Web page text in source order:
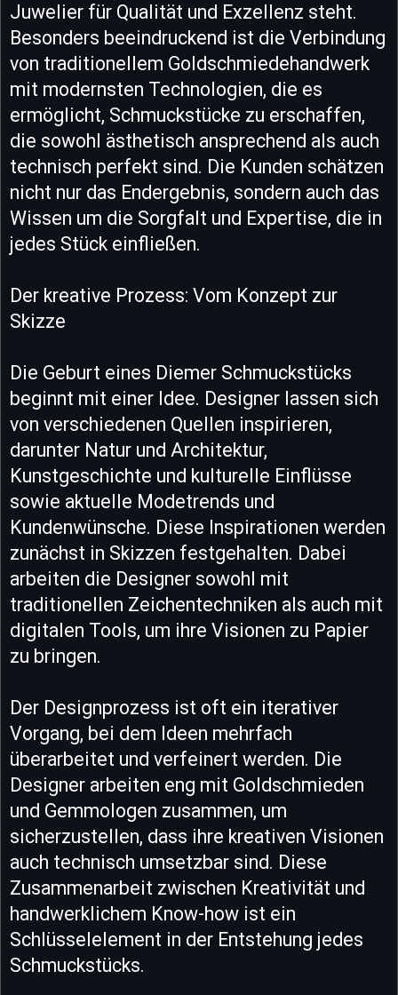
Juwelier für Qualität und Exzellenz steht.
Besonders beeindruckend ist die Verbindung
von traditionellem Goldschmiedehandwerk
mit modernsten Technologien, die es
ermöglicht, Schmuckstücke zu erschaffen,
die sowohl ästhetisch ansprechend als auch
technisch perfekt sind. Die Kunden schätzen
nicht nur das Endergebnis, sondern auch das
Wissen um die Sorgfalt und Expertise, die in
jedes Stück einfließen.
Der kreative Prozess: Vom Konzept zur
Skizze
Die Geburt eines Diemer Schmuckstücks
beginnt mit einer Idee. Designer lassen sich
von verschiedenen Quellen inspirieren,
darunter Natur und Architektur,
Kunstgeschichte und kulturelle Einflüsse
sowie aktuelle Modetrends und
Kundenwünsche. Diese Inspirationen werden
zunächst in Skizzen festgehalten. Dabei
arbeiten die Designer sowohl mit
traditionellen Zeichentechniken als auch mit
digitalen Tools, um ihre Visionen zu Papier
zu bringen.
Der Designprozess ist oft ein iterativer
Vorgang, bei dem Ideen mehrfach
überarbeitet und verfeinert werden. Die
Designer arbeiten eng mit Goldschmieden
und Gemmologen zusammen, um
sicherzustellen, dass ihre kreativen Visionen
auch technisch umsetzbar sind. Diese
Zusammenarbeit zwischen Kreativität und
handwerklichem Know-how ist ein
Schlüsselelement in der Entstehung jedes
Schmuckstücks.